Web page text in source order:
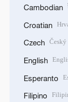
Cambodian
Croatian
Czech Český
English
Esperanto
Filipino